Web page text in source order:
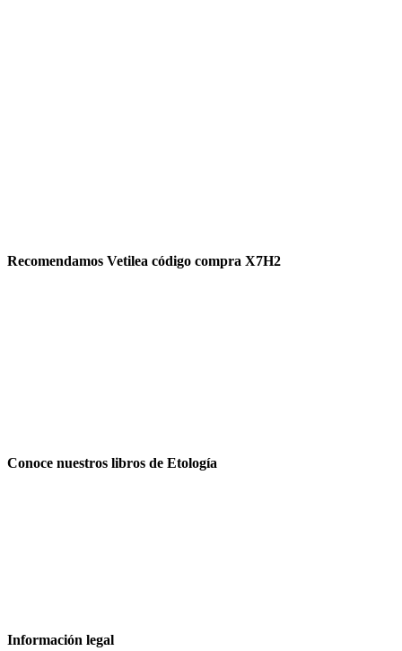
Recomendamos Vetilea código compra X7H2
Conoce nuestros libros de Etología
Información legal